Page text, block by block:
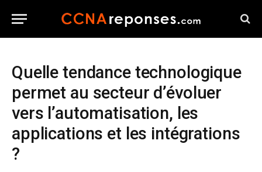
Quelle tendance technologique
permet au secteur d’évoluer
vers l’automatisation, les
applications et les intégrations
?